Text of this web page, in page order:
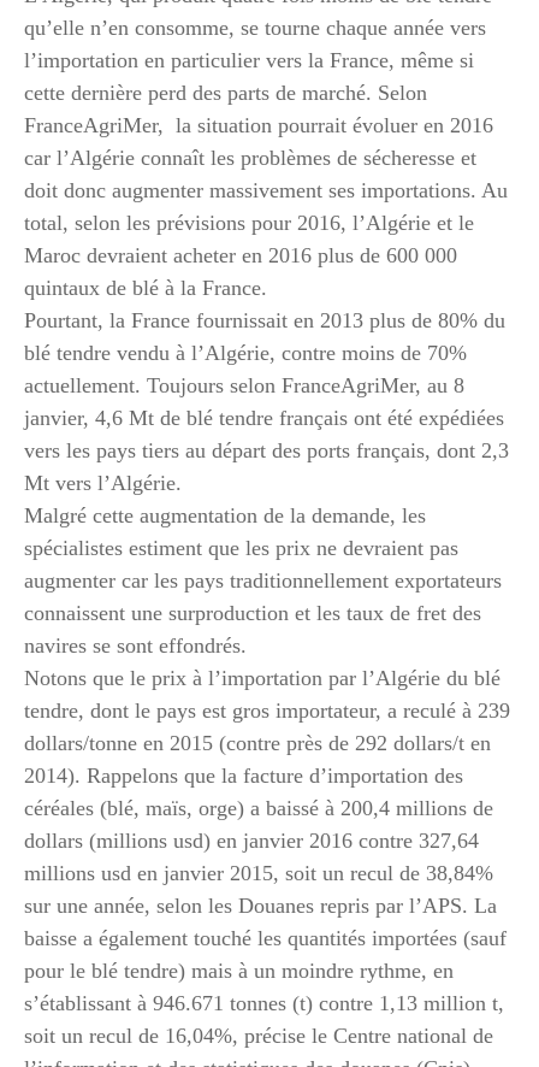
qu’elle n’en consomme, se tourne chaque année vers
l’importation en particulier vers la France, même si
cette dernière perd des parts de marché. Selon
FranceAgriMer, la situation pourrait évoluer en 2016
car l’Algérie connaît les problèmes de sécheresse et
doit donc augmenter massivement ses importations. Au
total, selon les prévisions pour 2016, l’Algérie et le
Maroc devraient acheter en 2016 plus de 600 000
quintaux de blé à la France.
Pourtant, la France fournissait en 2013 plus de 80% du
blé tendre vendu à l’Algérie, contre moins de 70%
actuellement. Toujours selon FranceAgriMer, au 8
janvier, 4,6 Mt de blé tendre français ont été expédiées
vers les pays tiers au départ des ports français, dont 2,3
Mt vers l’Algérie.
Malgré cette augmentation de la demande, les
spécialistes estiment que les prix ne devraient pas
augmenter car les pays traditionnellement exportateurs
connaissent une surproduction et les taux de fret des
navires se sont effondrés.
Notons que le prix à l’importation par l’Algérie du blé
tendre, dont le pays est gros importateur, a reculé à 239
dollars/tonne en 2015 (contre près de 292 dollars/t en
2014). Rappelons que la facture d’importation des
céréales (blé, maïs, orge) a baissé à 200,4 millions de
dollars (millions usd) en janvier 2016 contre 327,64
millions usd en janvier 2015, soit un recul de 38,84%
sur une année, selon les Douanes repris par l’APS. La
baisse a également touché les quantités importées (sauf
pour le blé tendre) mais à un moindre rythme, en
s’établissant à 946.671 tonnes (t) contre 1,13 million t,
soit un recul de 16,04%, précise le Centre national de